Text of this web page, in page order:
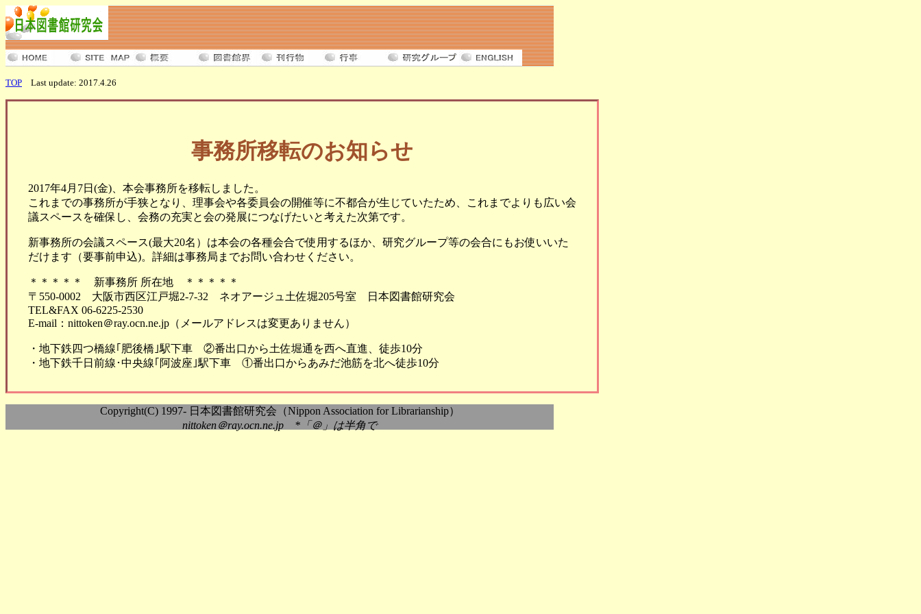
TOP Last update: 2017.4.26
事務所移転のお知らせ
2017年4月7日(金)、本会事務所を移転しました。
これまでの事務所が手狭となり、理事会や各委員会の開催等に不都合が生じていたため、これまでよりも広い会
議スペースを確保し、会務の充実と会の発展につなげたいと考えた次第です。
新事務所の会議スペース(最大20名）は本会の各種会合で使用するほか、研究グループ等の会合にもお使いいた
だけます（要事前申込)。詳細は事務局までお問い合わせください。
＊＊＊＊＊ 新事務所 所在地 ＊＊＊＊＊
〒550-0002 大阪市西区江戸堀2-7-32 ネオアージュ土佐堀205号室 日本図書館研究会
TEL&FAX 06-6225-2530
E-mail：nittoken＠ray.ocn.ne.jp（メールアドレスは変更ありません）
・地下鉄四つ橋線｢肥後橋｣駅下車 ②番出口から土佐堀通を西へ直進、徒歩10分
・地下鉄千日前線･中央線｢阿波座｣駅下車 ①番出口からあみだ池筋を北へ徒歩10分
Copyright(C) 1997- 日本図書館研究会（Nippon Association for Librarianship）
nittoken＠ray.ocn.ne.jp *「＠」は半角で